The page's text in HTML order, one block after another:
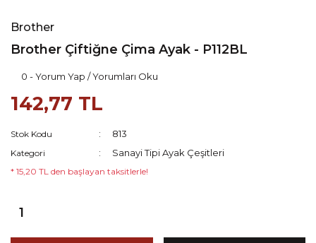
Brother
Brother Çiftiğne Çima Ayak - P112BL
0 - Yorum Yap / Yorumları Oku
142,77 TL
Stok Kodu 813
Kategori Sanayi Tipi Ayak Çeşitleri
* 15,20 TL den başlayan taksitlerle!